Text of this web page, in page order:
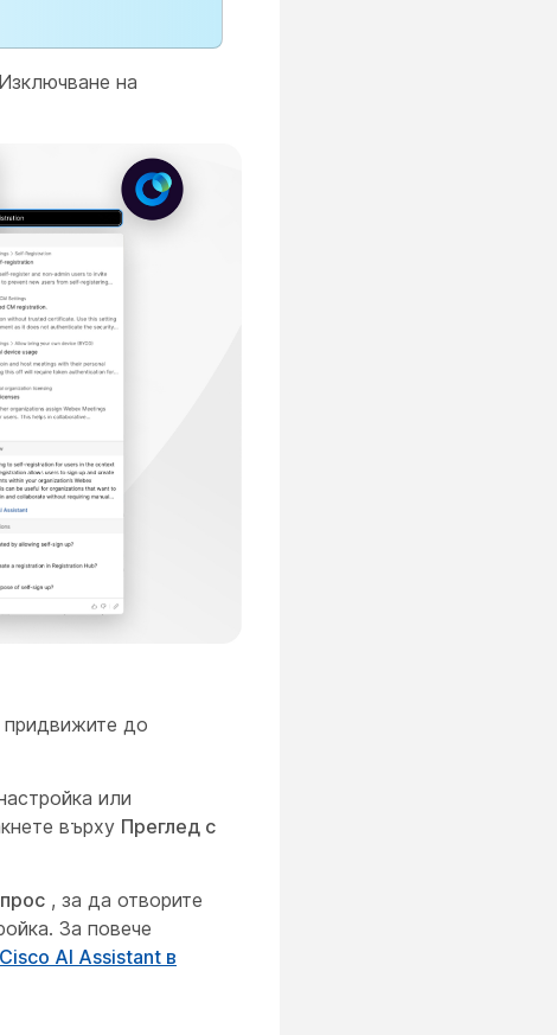
Изключване на
придвижите до
или
върху Преглед с
, за да отворите
За повече
AI Assistant в